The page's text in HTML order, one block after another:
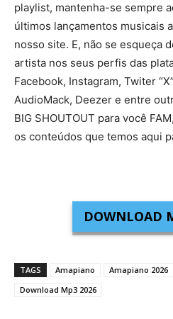
playlist, mantenha-se sempre
últimos lançamentos musicais
nosso site. E, não se esqueça
artista nos seus perfis das
Facebook, Instagram, Twiter
AudioMack, Deezer e entre
BIG SHOUTOUT para você
os conteúdos que temos aqui
DOWNLOAD
TAGS Amapiano Amapiano 2026
Download Mp3 2026